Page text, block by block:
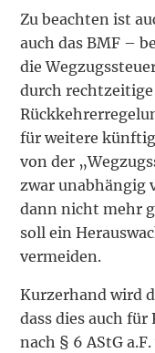
Zu beachten ist
auch das BMF –
die
durch
für weitere
von der
zwar unabhängig
dann nicht mehr
soll ein
vermeiden.
Kurzerhand wird
dass dies auch
nach § 6 AStG